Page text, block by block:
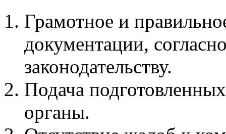
Грамотное и
документации,
законодательству.
Подача
органы.